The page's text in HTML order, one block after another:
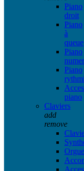
Piano
droit
Piano
à
queue
Piano
Piano
piano
Claviers
add
remove
Orgue